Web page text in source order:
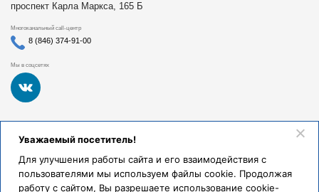
проспект Карла Маркса, 165 Б
Многоканальный call-центр
8 (846) 374-91-00
Мы в соцсетях
Федеральное государственное бюджетное образовательное
учреждение высшего образования «Самарский
здравоохранения Российской Федерации». Клиники СамГМУ
были основаны в 1930 году.
Уважаемый посетитель!
Для улучшения работы сайта и его взаимодействия с
пользователями мы используем файлы cookie. Продолжая
работу с сайтом, Вы разрешаете использование cookie-